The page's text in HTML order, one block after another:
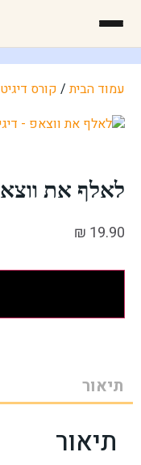
עמוד הבית/ קורס
לאלף את
₪ 19.90
תיאור
תיאור